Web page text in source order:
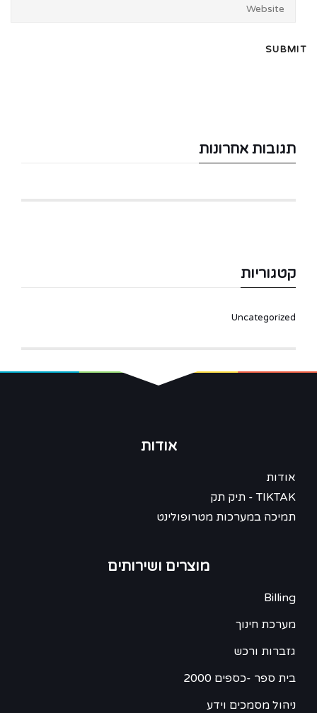
תגובות אחרונות
קטגוריות
Uncategorized
אודות
אודות
TIKTAK - תיק תק
תמיכה במערכות מטרופולינט
מוצרים ושירותים
Billing
מערכת חינוך
גזברות ורכש
בית ספר -כספים 2000
ניהול מסמכים וידע